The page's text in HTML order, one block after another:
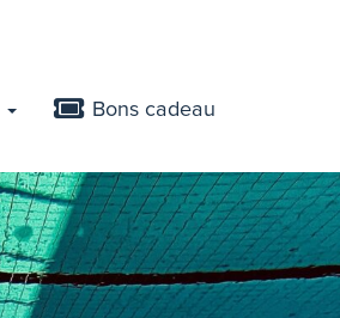
Bons cadeau